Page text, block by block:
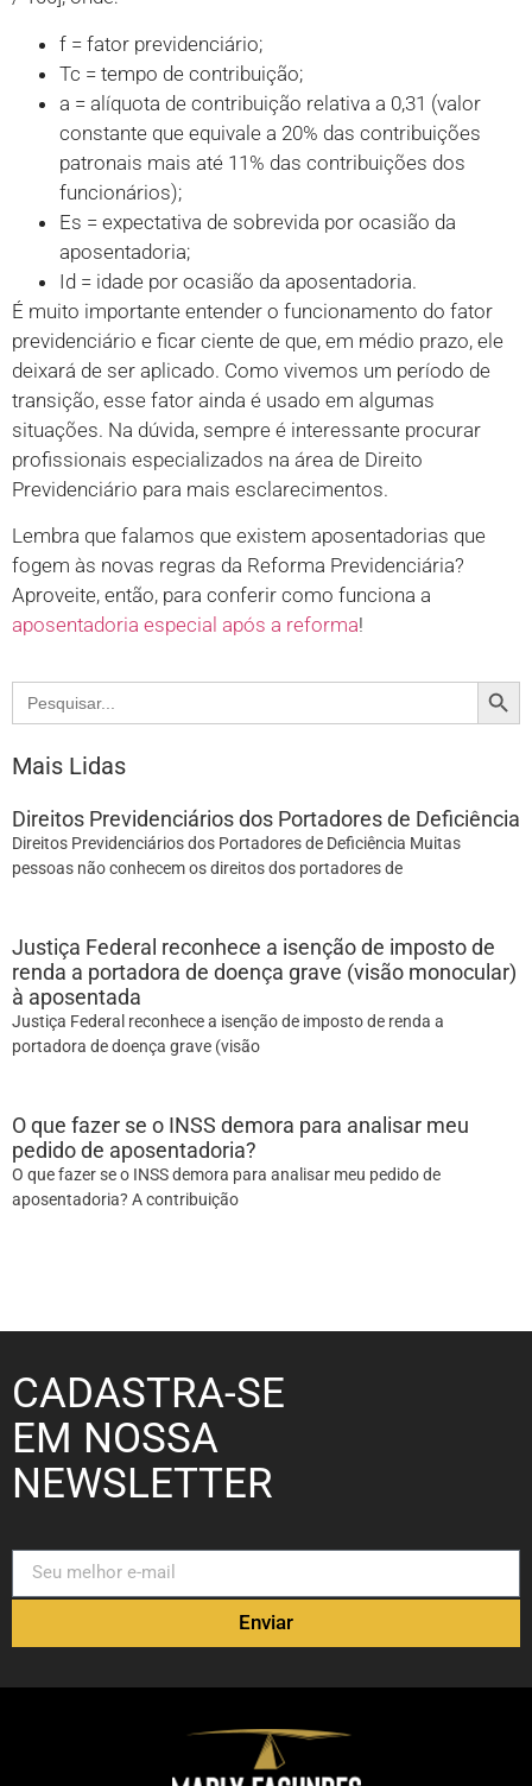
f = fator previdenciário;
Tc = tempo de contribuição;
a = alíquota de contribuição relativa a 0,31 (valor
constante que equivale a 20% das contribuições
patronais mais até 11% das contribuições dos
funcionários);
Es = expectativa de sobrevida por ocasião da
aposentadoria;
Id = idade por ocasião da aposentadoria.
É muito importante entender o funcionamento do fator
previdenciário e ficar ciente de que, em médio prazo, ele
deixará de ser aplicado. Como vivemos um período de
transição, esse fator ainda é usado em algumas
situações. Na dúvida, sempre é interessante procurar
profissionais especializados na área de Direito
Previdenciário para mais esclarecimentos.
Lembra que falamos que existem aposentadorias que
fogem às novas regras da Reforma Previdenciária?
Aproveite, então, para conferir como funciona a
aposentadoria especial após a reforma!
Search
for:
Mais Lidas
Direitos Previdenciários dos Portadores de Deficiência
Direitos Previdenciários dos Portadores de Deficiência Muitas
pessoas não conhecem os direitos dos portadores de
Justiça Federal reconhece a isenção de imposto de
renda a portadora de doença grave (visão monocular)
à aposentada
Justiça Federal reconhece a isenção de imposto de renda a
portadora de doença grave (visão
O que fazer se o INSS demora para analisar meu
pedido de aposentadoria?
O que fazer se o INSS demora para analisar meu pedido de
aposentadoria? A contribuição
CADASTRA-SE
EM NOSSA
NEWSLETTER
Enviar